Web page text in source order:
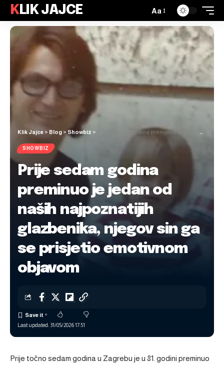
KLIK JAJCE Aa
Klik Jajce > Blog > Showbiz > Prije sedam godina preminuo je jedan od naših najpoznatijih glazbenika, njegov sin ga se prisjetio emotivnom objavom
SHOWBIZ
Prije sedam godina
preminuo je jedan od
naših najpoznatijih
glazbenika, njegov sin ga
se prisjetio emotivnom
objavom
Last updated: 31/05/2026 17:51
Prije točno sedam godina u Zagrebu je u 81. godini preminuo